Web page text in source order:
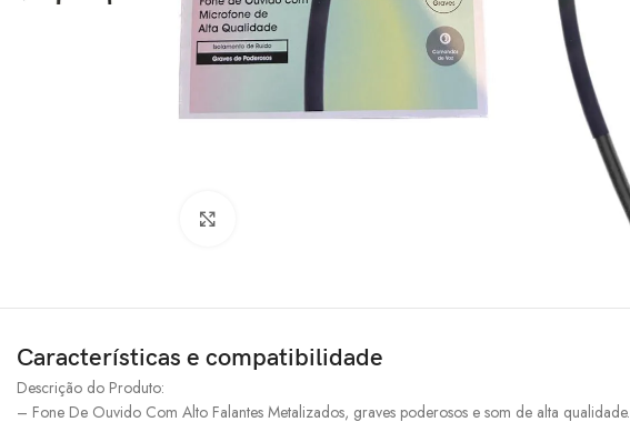
Características e compatibilidade
Descrição do Produto:
– Fone De Ouvido Com Alto Falantes Metalizados, graves poderosos e som de alta qualidade.